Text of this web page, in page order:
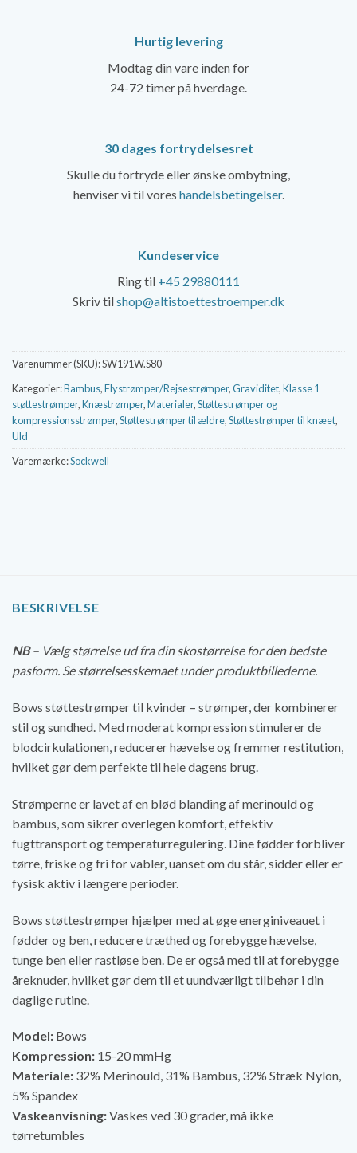
Hurtig levering
Modtag din vare inden for
24-72 timer på hverdage.
30 dages fortrydelsesret
Skulle du fortryde eller ønske ombytning,
henviser vi til vores handelsbetingelser.
Kundeservice
Ring til +45 29880111
Skriv tilshop@altistoettestroemper.dk
Varenummer (SKU):SW191W.S80
Kategorier:Bambus,Flystrømper/Rejsestrømper,Graviditet,Klasse 1
støttestrømper,Knæstrømper,Materialer,Støttestrømper og
kompressionsstrømper,Støttestrømper til ældre,Støttestrømper til knæet,
Uld
Varemærke:Sockwell
BESKRIVELSE
NB– Vælg størrelse ud fra din skostørrelse for den bedste
pasform. Se størrelsesskemaet under produktbillederne.
Bows støttestrømper til kvinder – strømper, der kombinerer
stil og sundhed. Med moderat kompression stimulerer de
blodcirkulationen, reducerer hævelse og fremmer restitution,
hvilket gør dem perfekte til hele dagens brug.
Strømperne er lavet af en blød blanding af merinould og
bambus, som sikrer overlegen komfort, effektiv
fugttransport og temperaturregulering. Dine fødder forbliver
tørre, friske og fri for vabler, uanset om du står, sidder eller er
fysisk aktiv i længere perioder.
Bows støttestrømper hjælper med at øge energiniveauet i
fødder og ben, reducere træthed og forebygge hævelse,
tunge ben eller rastløse ben. De er også med til at forebygge
åreknuder, hvilket gør dem til et uundværligt tilbehør i din
daglige rutine.
Model: Bows
Kompression: 15-20 mmHg
Materiale: 32% Merinould, 31% Bambus, 32% Stræk Nylon,
5% Spandex
Vaskeanvisning:Vaskes ved 30 grader, må ikke
tørretumbles